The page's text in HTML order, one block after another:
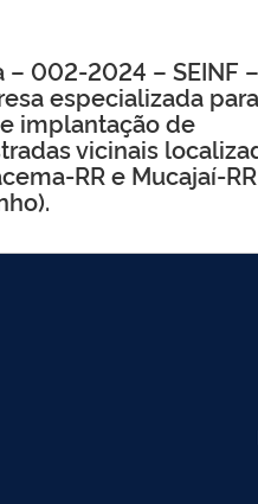
002-2024 – SEINF –
especializada para
implantação de
vicinais
RR e Mucajaí-